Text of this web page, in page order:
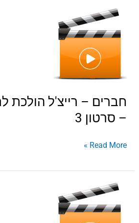
חברים – רייצ'ל הולכת
– סרטון 3
חברים
רייצ'ל
הולכת
עיניים
סרטון
3
Read More »
הבייביסיטר
גלאוקומה